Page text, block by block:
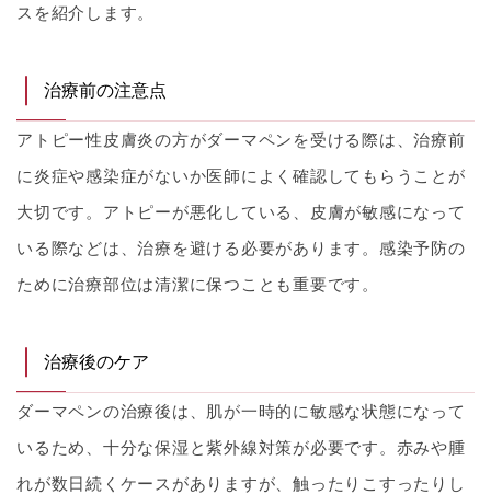
スを紹介します。
治療前の注意点
アトピー性皮膚炎の方がダーマペンを受ける際は、治療前
に炎症や感染症がないか医師によく確認してもらうことが
大切です。アトピーが悪化している、皮膚が敏感になって
いる際などは、治療を避ける必要があります。感染予防の
ために治療部位は清潔に保つことも重要です。
治療後のケア
ダーマペンの治療後は、肌が一時的に敏感な状態になって
いるため、十分な保湿と紫外線対策が必要です。赤みや腫
れが数日続くケースがありますが、触ったりこすったりし